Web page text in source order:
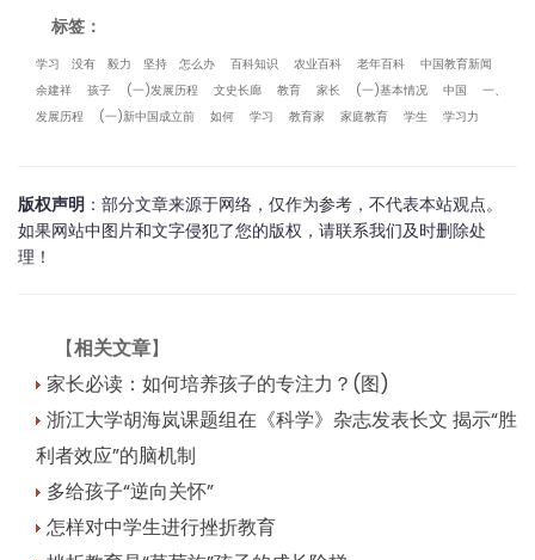
标签：
学习 没有 毅力 坚持 怎么办 百科知识 农业百科 老年百科
中国教育新闻
余建祥
孩子 (一)发展历程 文史长廊 教育 家长 (一)基本情况 中国
一、
发展历程
(一)新中国成立前 如何 学习 教育家 家庭教育 学生 学习力
版权声明 ：部分文章来源于网络，仅作为参考，不代表本站观点。
如果网站中图片和文字侵犯了您的版权，请联系我们及时删除处
理！
【相关文章】
家长必读：如何培养孩子的专注力？(图)
浙江大学胡海岚课题组在《科学》杂志发表长文 揭示“胜
利者效应”的脑机制
多给孩子“逆向关怀”
怎样对中学生进行挫折教育